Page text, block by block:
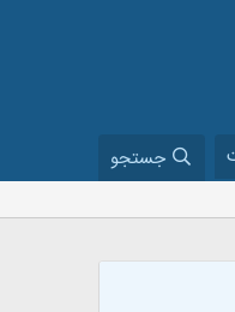
جستجو